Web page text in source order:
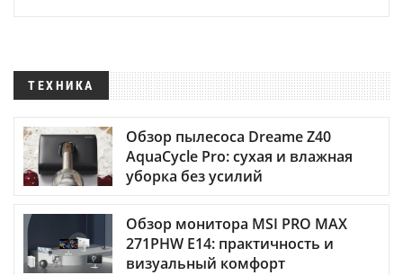
ТЕХНИКА
Обзор пылесоса Dreame Z40
AquaCycle Pro: сухая и влажная
уборка без усилий
Обзор монитора MSI PRO MAX
271PHW E14: практичность и
визуальный комфорт